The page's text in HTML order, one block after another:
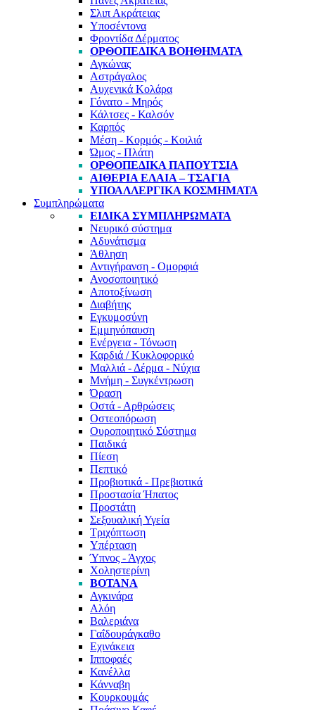
Σλιπ Ακράτειας
Υποσέντονα
Φροντίδα Δέρματος
ΟΡΘΟΠΕΔΙΚΆ ΒΟΗΘΉΜΑΤΑ
Αγκώνας
Αστράγαλος
Αυχενικά Κολάρα
Γόνατο - Μηρός
Κάλτσες - Καλσόν
Καρπός
Μέση - Κορμός - Κοιλιά
Ώμος - Πλάτη
ΟΡΘΟΠΕΔΙΚΆ ΠΑΠΟΎΤΣΙΑ
ΑΙΘΈΡΙΑ ΈΛΑΙΑ – ΤΣΆΓΙΑ
ΥΠΟΑΛΛΕΡΓΙΚΆ ΚΟΣΜΉΜΑΤΑ
Συμπληρώματα
ΕΙΔΙΚΆ ΣΥΜΠΛΗΡΏΜΑΤΑ
Νευρικό σύστημα
Αδυνάτισμα
Άθληση
Αντιγήρανση - Ομορφιά
Ανοσοποιητικό
Αποτοξίνωση
Διαβήτης
Εγκυμοσύνη
Εμμηνόπαυση
Ενέργεια - Τόνωση
Καρδιά / Κυκλοφορικό
Μαλλιά - Δέρμα - Νύχια
Μνήμη - Συγκέντρωση
Όραση
Οστά - Αρθρώσεις
Οστεοπόρωση
Ουροποιητικό Σύστημα
Παιδικά
Πίεση
Πεπτικό
Προβιοτικά - Πρεβιοτικά
Προστασία Ήπατος
Προστάτη
Σεξουαλική Υγεία
Τριχόπτωση
Υπέρταση
Ύπνος - Άγχος
Χοληστερίνη
ΒΌΤΑΝΑ
Αγκινάρα
Αλόη
Βαλεριάνα
Γαΐδουράγκαθο
Εχινάκεια
Ιπποφαές
Κανέλλα
Κάνναβη
Κουρκουμάς